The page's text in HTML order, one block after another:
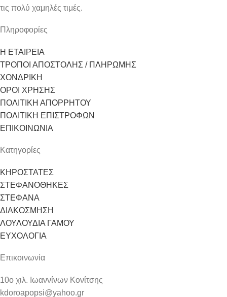
τις πολύ χαμηλές τιμές.
Πληροφορίες
Η ΕΤΑΙΡΕΙΑ
ΤΡΟΠΟΙ ΑΠΟΣΤΟΛΗΣ / ΠΛΗΡΩΜΗΣ
ΧΟΝΔΡΙΚΗ
ΟΡΟΙ ΧΡΗΣΗΣ
ΠΟΛΙΤΙΚΗ ΑΠΟΡΡΗΤΟΥ
ΠΟΛΙΤΙΚΗ ΕΠΙΣΤΡΟΦΩΝ
ΕΠΙΚΟΙΝΩΝΙΑ
Κατηγορίες
ΚΗΡΟΣΤΑΤΕΣ
ΣΤΕΦΑΝΟΘΗΚΕΣ
ΣΤΕΦΑΝΑ
ΔΙΑΚΟΣΜΗΣΗ
ΛΟΥΛΟΥΔΙΑ ΓΑΜΟΥ
ΕΥΧΟΛΟΓΙΑ
Επικοινωνία
10ο χιλ. Ιωαννίνων Κονίτσης
kdoroapopsi@yahoo.gr